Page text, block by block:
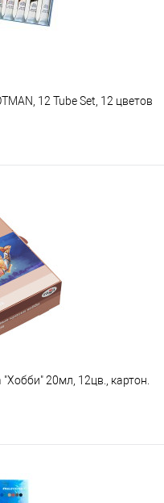
12 Tube Set, 12 цветов
В наличии
20мл, 12цв., картон.